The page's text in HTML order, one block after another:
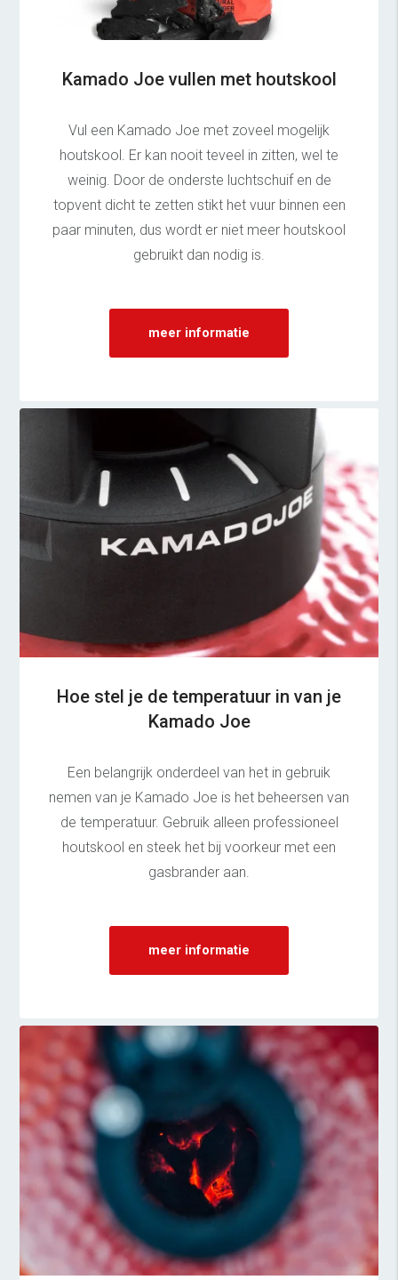
Kamado Joe vullen met houtskool
Vul een Kamado Joe met zoveel mogelijk
houtskool. Er kan nooit teveel in zitten, wel te
weinig. Door de onderste luchtschuif en de
topvent dicht te zetten stikt het vuur binnen een
paar minuten, dus wordt er niet meer houtskool
gebruikt dan nodig is.
meer informatie
Hoe stel je de temperatuur in van je
Kamado Joe
Een belangrijk onderdeel van het in gebruik
nemen van je Kamado Joe is het beheersen van
de temperatuur. Gebruik alleen professioneel
houtskool en steek het bij voorkeur met een
gasbrander aan.
meer informatie